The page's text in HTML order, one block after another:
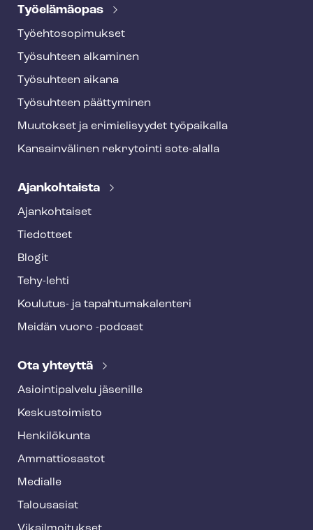
Työelämäopas
Työ­eh­to­so­pi­muk­set
Työsuhteen alkaminen
Työsuhteen aikana
Työsuhteen päättyminen
Muutokset ja erimielisyydet työpaikalla
Kansainvälinen rekrytointi sote-alalla
Ajankohtaista
Ajankohtaiset
Tiedotteet
Blogit
Tehy-lehti
Koulutus- ja ta­pah­tu­ma­ka­len­te­ri
Meidän vuoro -podcast
Ota yhteyttä
Asioin­ti­pal­ve­lu jäsenille
Keskustoimisto
Henkilökunta
Ammattiosastot
Medialle
Talousasiat